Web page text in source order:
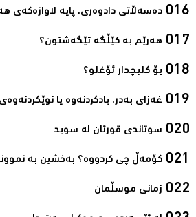
دەسەڵاتی دادوەری، پایه‌ لاوازه‌كەی
ھەرێم بە کێڵگە تێگەشتون؟‌
بۆ کلیچدار ئۆغلو؟‌
غەزای بەدر، یادکردنەوە یا
سوتاندى قورئان لە سوید‌
کۆمەڵ چی کردووە؟ بەخشین بە
زمانی موسڵمان‌